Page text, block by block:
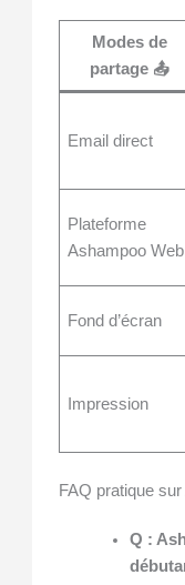
Modes de
partage 📤
Email direct
Plateforme
Ashampoo Web
Fond d’écran
Impression
FAQ pratique
Q :